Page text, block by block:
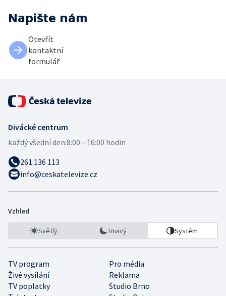
Napište nám
Otevřít
kontaktní
formulář
Divácké centrum
každý všední den:8:00—16:00 hodin
261 136 113
info@ceskatelevize.cz
Vzhled
Světlý Tmavý Systém
TV program
Pro média
Živé vysílání
Reklama
TV poplatky
Studio Brno